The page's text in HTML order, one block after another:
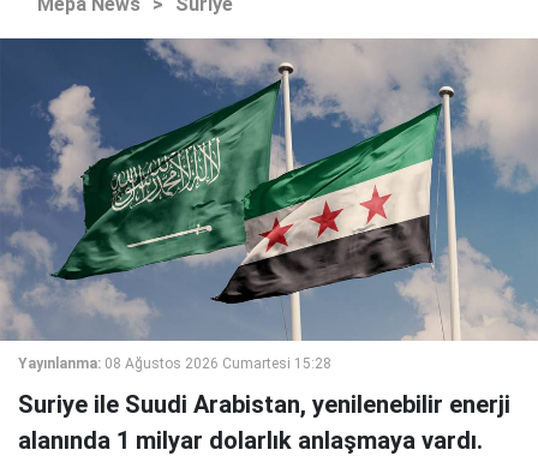
Yayınlanma: 08 Ağustos 2026 Cumartesi 15:28
Suriye ile Suudi Arabistan, yenilenebilir enerji
alanında 1 milyar dolarlık anlaşmaya vardı.